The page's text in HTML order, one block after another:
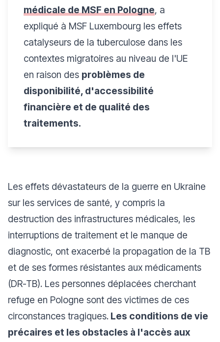
médicale de MSF en Pologne, a
expliqué à MSF Luxembourg les effets
catalyseurs de la tuberculose dans les
contextes migratoires au niveau de l'UE
en raison des problèmes de
disponibilité, d'accessibilité
financière et de qualité des
traitements.
Les effets dévastateurs de la guerre en Ukraine
sur les services de santé, y compris la
destruction des infrastructures médicales, les
interruptions de traitement et le manque de
diagnostic, ont exacerbé la propagation de la TB
et de ses formes résistantes aux médicaments
(DR-TB). Les personnes déplacées cherchant
refuge en Pologne sont des victimes de ces
circonstances tragiques. Les conditions de vie
précaires et les obstacles à l'accès aux